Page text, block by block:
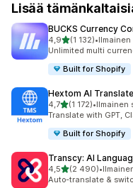
Lisää
BUCKS Currency
4,9/ 5 tähteä
(1 132)
1132 arvostelua
•
Unlimited multi
Built for Shopify
Hextom AI
4,7/ 5 tähteä
(1 172)
1172 arvostelua
•Ilmainen
Translate with GPT,
Built for Shopify
Transcy: AI
4,5/ 5 tähteä
(2 490)
2490 arvostelua
•
Auto-translate &